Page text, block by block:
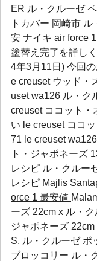
ER ル・クルーゼ
トカバー 岡崎市 ル
安 ナイキ air force
塗替え完了を詳し
4年3月11日) 今回
e creuset ウッド・
uset wa126 ル・ク
creuset ココット・
い le creuset ココ
71 le creuset
ト・ジャポネーズ
レシピ ル・クルー
レシピ Majlis
orce 1 最安値
ーズ 22cm x ル・
ジャポネーズ
S, ル・クルーゼ ポ
ブロッコリー ル・